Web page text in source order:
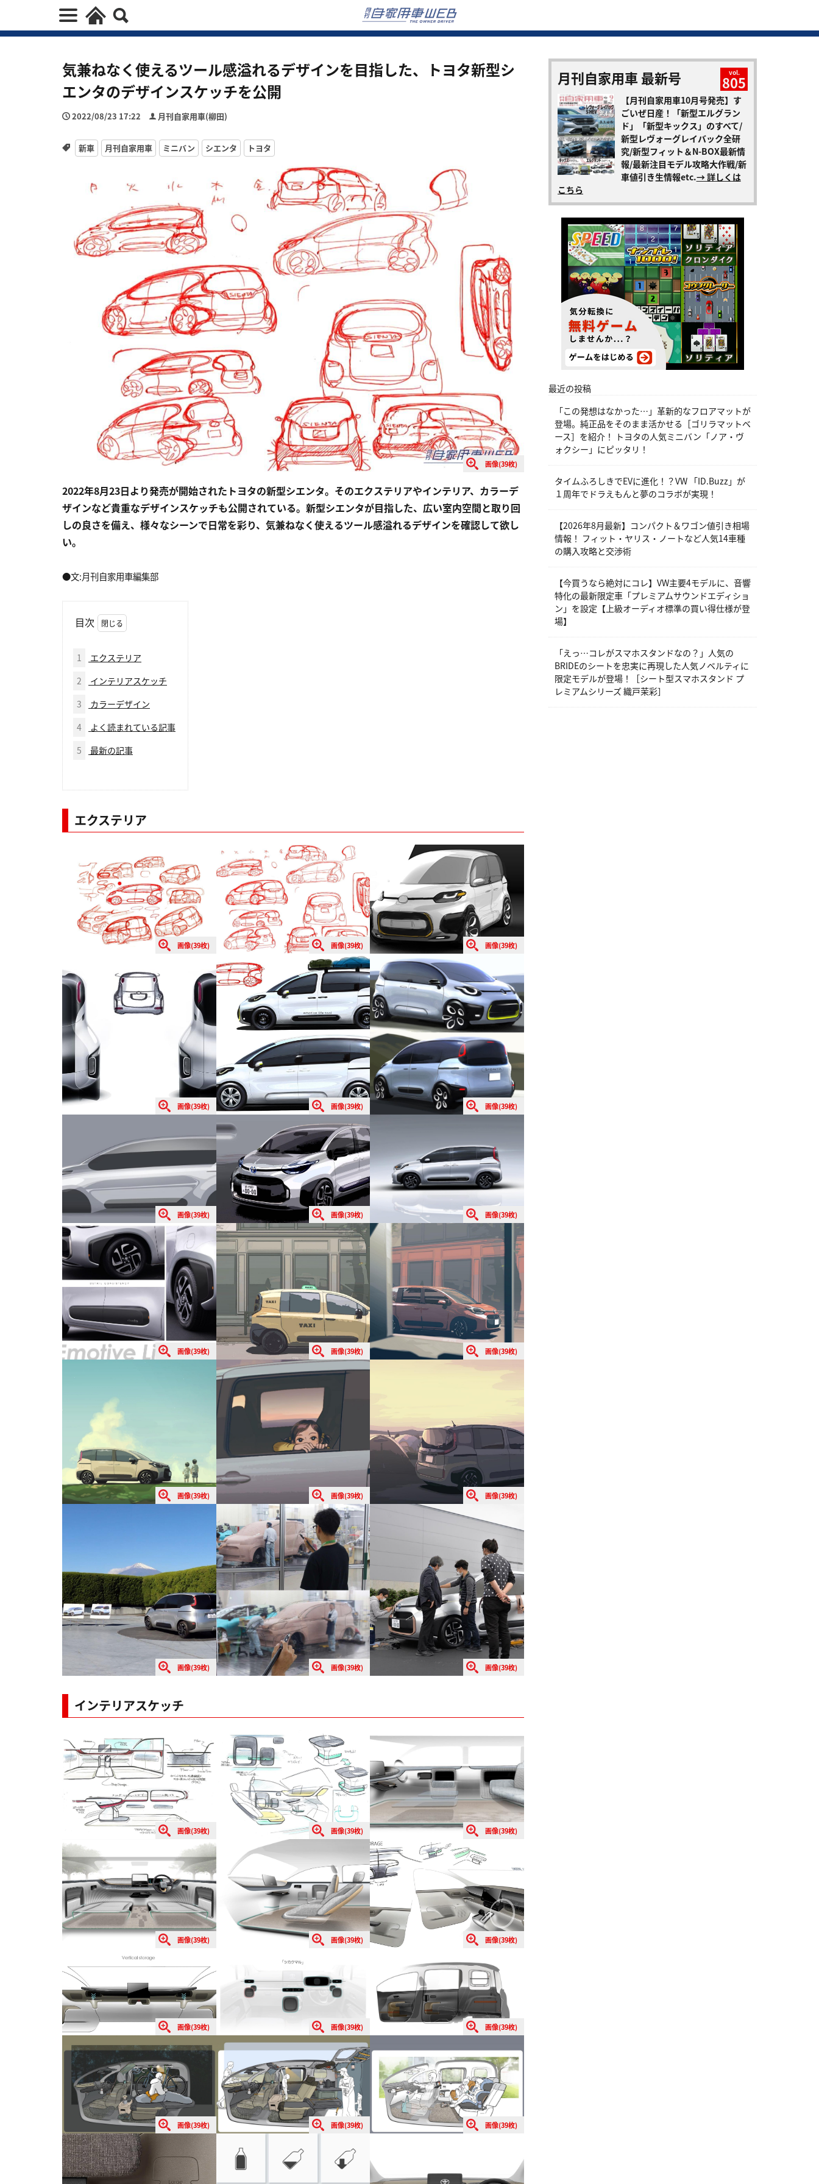
気兼ねなく使えるツール感溢れるデザインを目指した、トヨタ新型シ
エンタのデザインスケッチを公開
2022/08/23 17:22 月刊自家用車(柳田)
新車 月刊自家用車 ミニバン シエンタ トヨタ
画像(39枚)
2022年8月23日より発売が開始されたトヨタの新型シエンタ。そのエクステリアやインテリア、カラーデ
ザインなど貴重なデザインスケッチも公開されている。新型シエンタが目指した、広い室内空間と取り回
しの良さを備え、様々なシーンで日常を彩り、気兼ねなく使えるツール感溢れるデザインを確認して欲し
い。
●文:月刊自家用車編集部
目次
1
エクステリア
2
インテリアスケッチ
3
カラーデザイン
4
よく読まれている記事
5
最新の記事
エクステリア
画像(39枚) 画像(39枚) 画像(39枚)
画像(39枚) 画像(39枚) 画像(39枚)
画像(39枚) 画像(39枚) 画像(39枚)
画像(39枚) 画像(39枚) 画像(39枚)
画像(39枚) 画像(39枚) 画像(39枚)
画像(39枚) 画像(39枚) 画像(39枚)
インテリアスケッチ
画像(39枚) 画像(39枚) 画像(39枚)
画像(39枚) 画像(39枚) 画像(39枚)
画像(39枚) 画像(39枚) 画像(39枚)
画像(39枚) 画像(39枚) 画像(39枚)
月刊自家用車 最新号 vol.
805
【月刊自家用車10月号発売】す
ごいぜ日産！「新型エルグラン
ド」「新型キックス」のすべて/
新型レヴォーグレイバック全研
究/新型フィット＆N-BOX最新情
報/最新注目モデル攻略大作戦/新
車値引き生情報etc.→ 詳しくは
こちら
最近の投稿
「この発想はなかった…」革新的なフロアマットが
登場。純正品をそのまま活かせる［ゴリラマットベ
ース］を紹介！ トヨタの人気ミニバン「ノア・ヴ
ォクシー」にピッタリ！
タイムふろしきでEVに進化！？VW 「ID.Buzz」が
１周年でドラえもんと夢のコラボが実現！
【2026年8月最新】コンパクト＆ワゴン値引き相場
情報！ フィット・ヤリス・ノートなど人気14車種
の購入攻略と交渉術
【今買うなら絶対にコレ】VW主要4モデルに、音響
特化の最新限定車「プレミアムサウンドエディショ
ン」を設定【上級オーディオ標準の買い得仕様が登
場】
「えっ…コレがスマホスタンドなの？」人気の
BRIDEのシートを忠実に再現した人気ノベルティに
限定モデルが登場！［シート型スマホスタンド プ
レミアムシリーズ 織戸茉彩］